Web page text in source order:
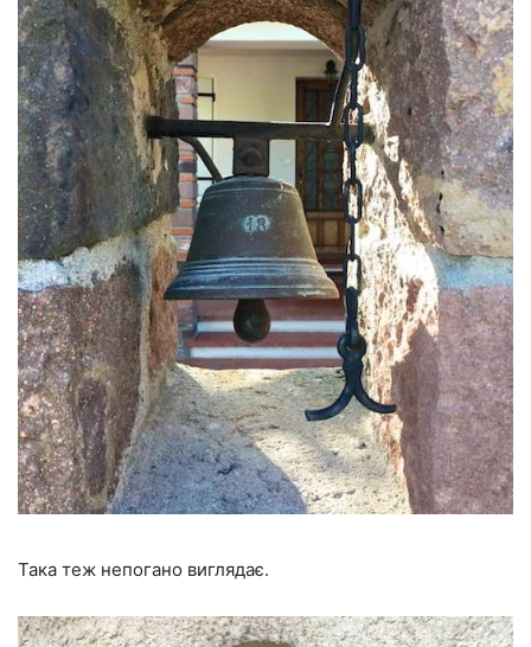
Така теж непогано виглядає.